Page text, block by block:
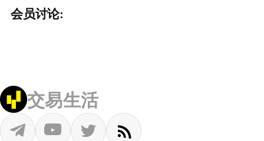
会员讨论:
交易生活